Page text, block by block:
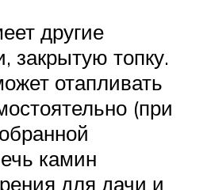
другие
закрытую топку.
отапливать
(при
камин
для дачи и